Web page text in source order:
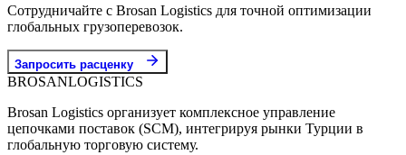
Сотрудничайте с Brosan Logistics для точной оптимизации
глобальных грузоперевозок.
Запросить расценку
BROSANLOGISTICS
Brosan Logistics организует комплексное управление
цепочками поставок (SCM), интегрируя рынки Турции в
глобальную торговую систему.